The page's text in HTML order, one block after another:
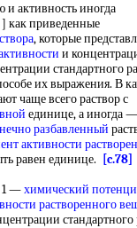
иногда
как приведенные
, которые
и
стандартного
их выражения. В
чаще всего раствор с
единице, а иногда —
разбавленный
активности
равен единице.
[c.78]
1 —химический
растворенного
стандартного